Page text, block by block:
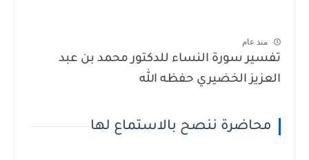
سورة النساء للدكتور محمد بن عبد
الخضيري حفظه الله
ننصح بالاستماع لها